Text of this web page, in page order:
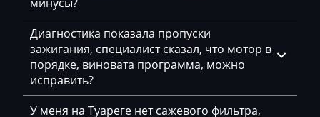
Ford
Foton
Freightliner
Furukawa
GAC
Диагностика показала пропуски
зажигания, специалист сказал, что мотор в
порядке, виновата программа, можно
исправить?
У меня на Туареге нет сажевого фильтра,